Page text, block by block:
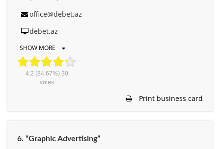
office@debet.az
debet.az
SHOW MORE
4.2 (84.67%) 30
votes
Print business card
6. “Graphic Advertising”